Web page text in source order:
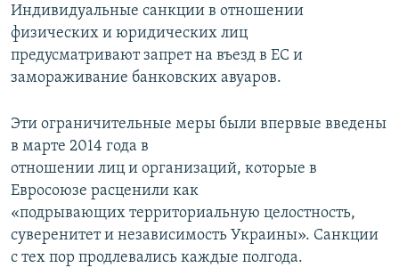
Индивидуальные санкции в отношении
физических и юридических лиц
предусматривают запрет на въезд в ЕС и
замораживание банковских авуаров.
Эти ограничительные меры были впервые введены
в марте 2014 года в
отношении лиц и организаций, которые в
Евросоюзе расценили как
«подрывающих территориальную целостность,
суверенитет и независимость Украины». Санкции
с тех пор продлевались каждые полгода.